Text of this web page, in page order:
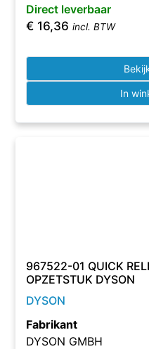
Direct leverbaar
€ 16,36 incl. BTW
In
967522-01 QUICK
OPZETSTUK DYSON
DYSON
Fabrikant
DYSON GMBH